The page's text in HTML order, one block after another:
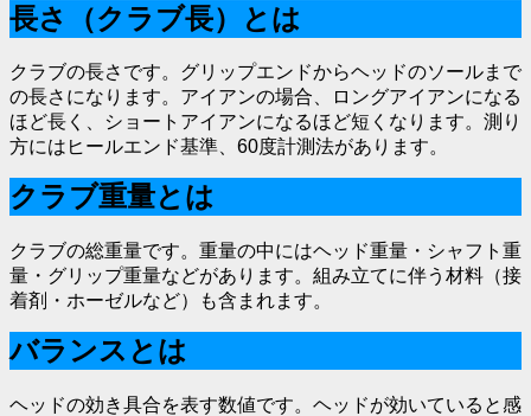
長さ（クラブ長）とは
クラブの長さです。グリップエンドからヘッドのソールまで
の長さになります。アイアンの場合、ロングアイアンになる
ほど長く、ショートアイアンになるほど短くなります。測り
方にはヒールエンド基準、60度計測法があります。
クラブ重量とは
クラブの総重量です。重量の中にはヘッド重量・シャフト重
量・グリップ重量などがあります。組み立てに伴う材料（接
着剤・ホーゼルなど）も含まれます。
バランスとは
ヘッドの効き具合を表す数値です。ヘッドが効いていると感